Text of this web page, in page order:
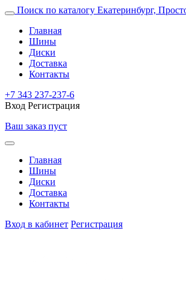
Поиск по каталогу Екатеринбург,
Главная
Шины
Диски
Доставка
Контакты
+7 343 237-237-6
Вход Регистрация
Ваш заказ пуст
Главная
Шины
Диски
Доставка
Контакты
Вход в кабинет Регистрация